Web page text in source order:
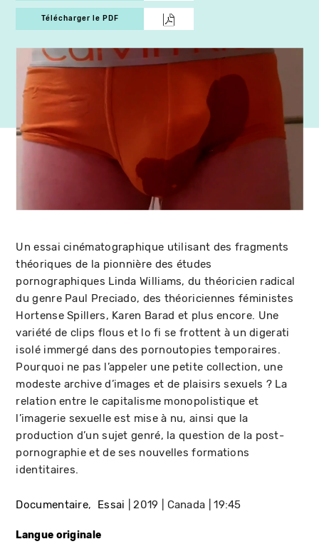
Télécharger le PDF
Un essai cinématographique utilisant des fragments
théoriques de la pionnière des études
pornographiques Linda Williams, du théoricien radical
du genre Paul Preciado, des théoriciennes féministes
Hortense Spillers, Karen Barad et plus encore. Une
variété de clips flous et lo fi se frottent à un digerati
isolé immergé dans des pornoutopies temporaires.
Pourquoi ne pas l’appeler une petite collection, une
modeste archive d’images et de plaisirs sexuels ? La
relation entre le capitalisme monopolistique et
l’imagerie sexuelle est mise à nu, ainsi que la
production d’un sujet genré, la question de la post-
pornographie et de ses nouvelles formations
identitaires.
Documentaire Essai 2019 Canada 19:45
Langue originale